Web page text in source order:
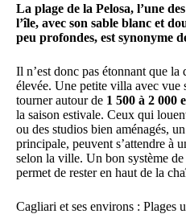
La plage de la Pelosa, l’une
l’île, avec son sable blanc et
peu profondes, est synonyme
Il n’est donc pas étonnant que la
élevée. Une petite villa avec vue
tourner autour de 1 500 à 2 000
la saison estivale. Ceux qui
ou des studios bien aménagés,
principale, peuvent s’attendre à
selon la ville. Un bon système de
permet de rester en haut de la
Cagliari et ses environs : Plages